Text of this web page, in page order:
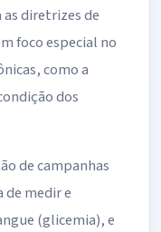
diretrizes de
foco especial no
como a
dos
de campanhas
medir e
(glicemia), e